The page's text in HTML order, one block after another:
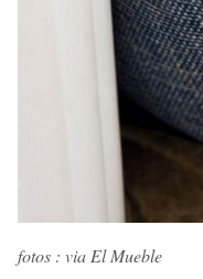
fotos : via El Mueble